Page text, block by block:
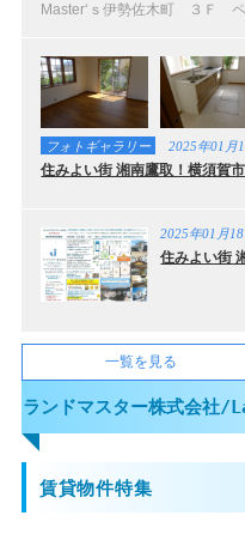
Master‘ｓ伊勢佐木町 ３Ｆ ペ
フォトギャラリー 2025年01月
住みよい街 湘南鷹取！横須賀
2025年01月
住みよい街
一覧を見る
ランドマスター株式会
賃貸物件特集